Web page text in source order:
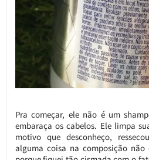
Pra começar, ele não é um
embaraça os cabelos. Ele limpa
motivo que desconheço,
alguma coisa na composição